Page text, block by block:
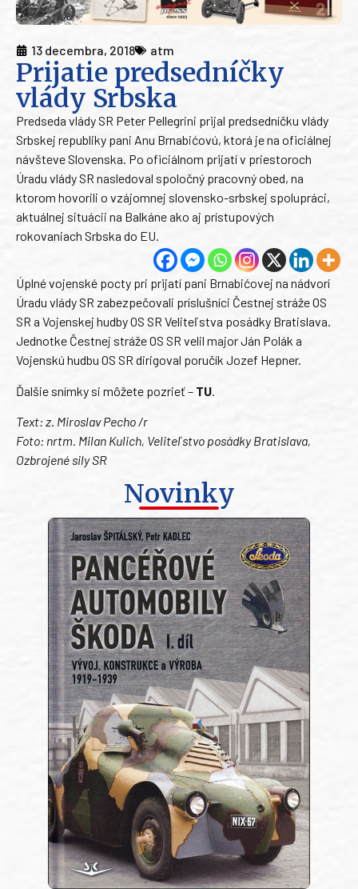
13 decembra, 2018 atm
Prijatie predsedníčky
vlády Srbska
Predseda vlády SR Peter Pellegrini prijal predsedníčku vlády
Srbskej republiky pani Anu Brnabićovú, ktorá je na oficiálnej
návšteve Slovenska. Po oficiálnom prijatí v priestoroch
Úradu vlády SR nasledoval spoločný pracovný obed, na
ktorom hovorili o vzájomnej slovensko-srbskej spolupráci,
aktuálnej situácii na Balkáne ako aj prístupových
rokovaniach Srbska do EU.
Úplné vojenské pocty pri prijatí pani Brnabićovej na nádvorí
Úradu vlády SR zabezpečovali príslušníci Čestnej stráže OS
SR a Vojenskej hudby OS SR Veliteľstva posádky Bratislava.
Jednotke Čestnej stráže OS SR velil major Ján Polák a
Vojenskú hudbu OS SR dirigoval poručík Jozef Hepner.
Ďalšie snímky si môžete pozrieť – TU
Text: z. Miroslav Pecho /r
Foto: nrtm. Milan Kulich, Veliteľstvo posádky Bratislava,
Ozbrojené sily SR
Novinky